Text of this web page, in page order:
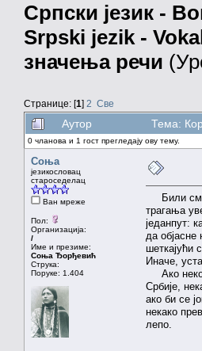
Српски језик -
Srpski jezik -
значења речи
Странице: [1] 2 Све
Аутор Тема:
0 чланова и 1 гост прегледају ову тему.
Соња
језикословац
староседелац
Ван мреже
Пол:
Организација:
/
Име и презиме:
Соња Ђорђевић
Струка:
Поруке: 1.404
Били смо
трагања
једанпут:
да
шеткајући
Иначе,
Ако неко
Србије,
ако би се
некако
лепо.